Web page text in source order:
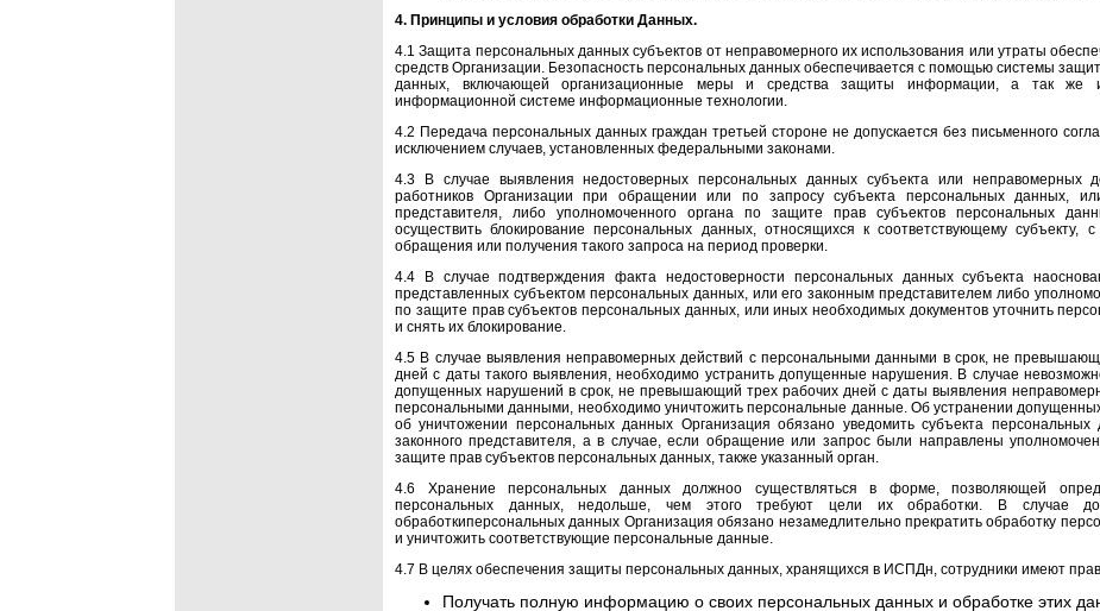
4. Принципы и условия обработки Данных.
4.1 Защита персональных данных субъектов от неправомерного их использования или утраты
средств Организации. Безопасность персональных данных обеспечивается с помощью системы
данных, включающей организационные меры и средства защиты информации, а так же
информационной системе информационные технологии.
4.2 Передача персональных данных граждан третьей стороне не допускается без письменного
исключением случаев, установленных федеральными законами.
4.3 В случае выявления недостоверных персональных данных субъекта или неправомерных
работников Организации при обращении или по запросу субъекта персональных данных,
представителя, либо уполномоченного органа по защите прав субъектов персональных
осуществить блокирование персональных данных, относящихся к соответствующему субъекту,
обращения или получения такого запроса на период проверки.
4.4 В случае подтверждения факта недостоверности персональных данных субъекта
представленных субъектом персональных данных, или его законным представителем либо
по защите прав субъектов персональных данных, или иных необходимых документов уточнить
и снять их блокирование.
4.5 В случае выявления неправомерных действий с персональными данными в срок, не
дней с даты такого выявления, необходимо устранить допущенные нарушения. В случае
допущенных нарушений в срок, не превышающий трех рабочих дней с даты выявления
персональными данными, необходимо уничтожить персональные данные. Об устранении
об уничтожении персональных данных Организация обязано уведомить субъекта персональных
законного представителя, а в случае, если обращение или запрос были направлены
защите прав субъектов персональных данных, также указанный орган.
4.6 Хранение персональных данных должноо существляться в форме, позволяющей
персональных данных, недольше, чем этого требуют цели их обработки. В случае
обработкиперсональных данных Организация обязано незамедлительно прекратить обработку
и уничтожить соответствующие персональные данные.
4.7 В целях обеспечения защиты персональных данных, хранящихся в ИСПДн, сотрудники имеют
Получать полную информацию о своих персональных данных и обработке этих